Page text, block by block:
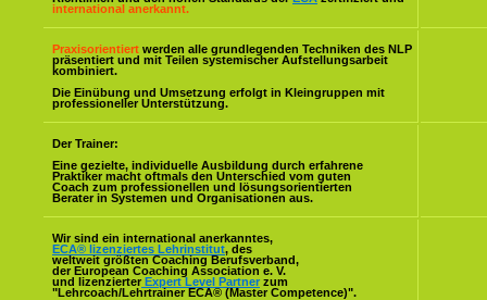
international anerkannt.
Praxisorientiert werden alle grundlegenden Techniken des NLP
präsentiert und mit Teilen systemischer Aufstellungsarbeit
kombiniert.
Die Einübung und Umsetzung erfolgt in Kleingruppen mit
professioneller Unterstützung.
Der Trainer:
Eine gezielte, individuelle Ausbildung durch erfahrene
Praktiker macht oftmals den Unterschied vom guten
Coach zum professionellen und lösungsorientierten
Berater in Systemen und Organisationen aus.
Wir sind ein international anerkanntes,
ECA® lizenziertes Lehrinstitut, des
weltweit größten Coaching Berufsverband,
der European Coaching Association e. V.
und lizenzierter Expert Level Partner zum
"Lehrcoach/Lehrtrainer ECA® (Master Competence)".